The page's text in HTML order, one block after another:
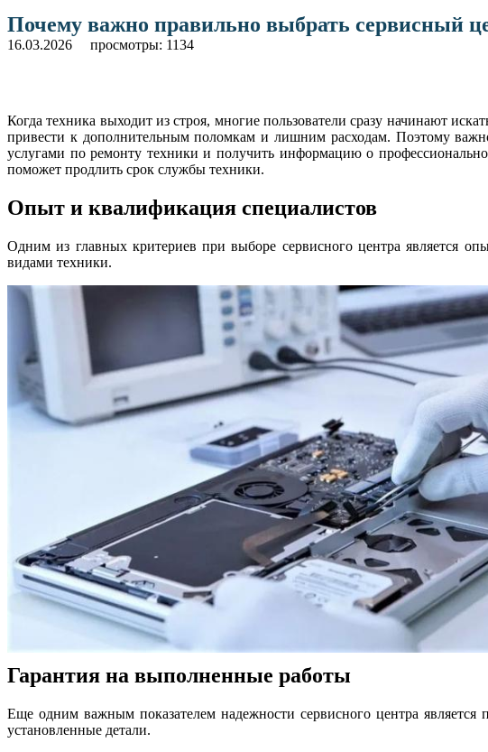
Почему важно правильно выбрать сервисный
16.03.2026 просмотры: 1134
Когда техника выходит из строя, многие пользователи сразу начинают
привести к дополнительным поломкам и лишним расходам. Поэтому
услугами по ремонту техники и получить информацию о
поможет продлить срок службы техники.
Опыт и квалификация специалистов
Одним из главных критериев при выборе сервисного центра является
видами техники.
Гарантия на выполненные работы
Еще одним важным показателем надежности сервисного центра
установленные детали.